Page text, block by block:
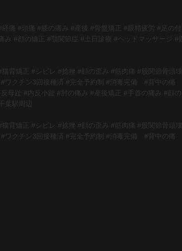
痛 #頭痛 #膝の痛み #産後 #骨盤矯正 #眼精疲労 #足の付
#顔の矯正 #顎関節症 #土日診療 #ヘッドマッサージ #四
背矯正 #シビレ #捻挫 #顔の歪み #筋肉痛 #股関節骨頭壊
ワクチン3回接種済 #完全予約制 #消毒完備 #背中の痛
趾 #内反小趾 #肘の痛み #産後矯正 #手首の痛み #顔の
葉駅周辺
背矯正 #シビレ #捻挫 #顔の歪み #筋肉痛 #股関節骨頭壊
ワクチン3回接種済 #完全予約制 #消毒完備 #背中の痛